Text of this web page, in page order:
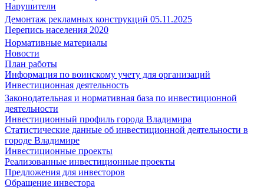
Нарушители
Демонтаж рекламных конструкций 05.11.2025
Перепись населения 2020
Нормативные материалы
Новости
План работы
Информация по воинскому учету для организаций
Инвестиционная деятельность
Законодательная и нормативная база по инвестиционной
деятельности
Инвестиционный профиль города Владимира
Статистические данные об инвестиционной деятельности в
городе Владимире
Инвестиционные проекты
Реализованные инвестиционные проекты
Предложения для инвесторов
Обращение инвестора